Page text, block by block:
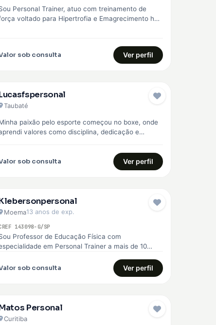
Personal Trainer, atuo com treinamento de
voltado para Hipertrofia e Emagrecimento há
sob consulta Ver perfil
Taubaté
paixão pelo esporte começou no boxe, onde
valores como disciplina, dedicação e
sob consulta Ver perfil
Moema13 anos de exp.
143098-G/SP
Professor de Educação Física com
em Personal Trainer a mais de 10
sob consulta Ver perfil
Personal
Curitiba